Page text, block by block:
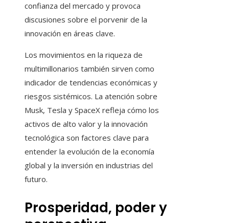
confianza del mercado y provoca
discusiones sobre el porvenir de la
innovación en áreas clave.
Los movimientos en la riqueza de
multimillonarios también sirven como
indicador de tendencias económicas y
riesgos sistémicos. La atención sobre
Musk, Tesla y SpaceX refleja cómo los
activos de alto valor y la innovación
tecnológica son factores clave para
entender la evolución de la economía
global y la inversión en industrias del
futuro.
Prosperidad, poder y